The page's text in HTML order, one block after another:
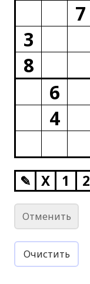
7
3
8
6
4
✎ X 1 2
Отменить
Очистить